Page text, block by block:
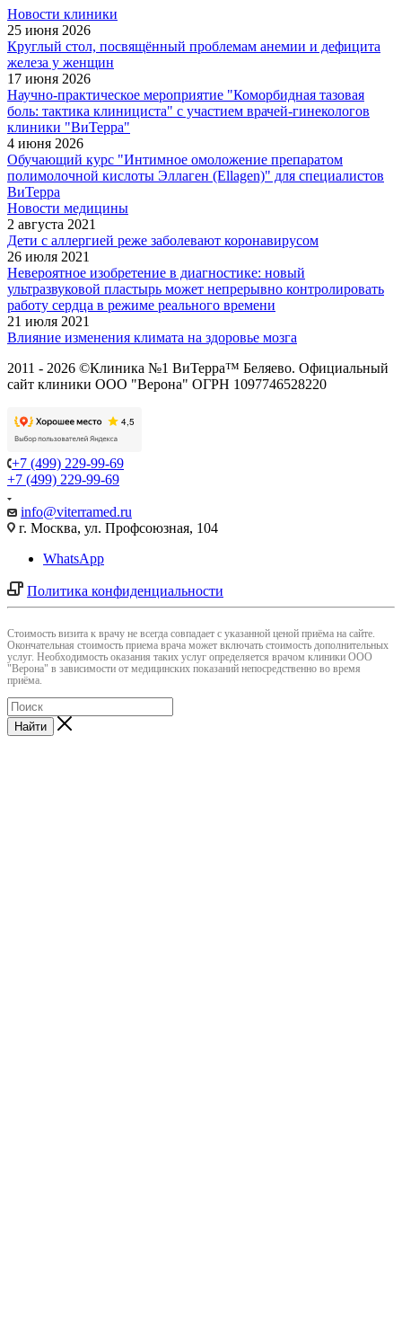
Новости клиники
25 июня 2026
Круглый стол, посвящённый проблемам анемии и дефицита
железа у женщин
17 июня 2026
Научно-практическое мероприятие "Коморбидная тазовая
боль: тактика клинициста" с участием врачей-гинекологов
клиники "ВиТерра"
4 июня 2026
Обучающий курс "Интимное омоложение препаратом
полимолочной кислоты Эллаген (Ellagen)" для специалистов
ВиТерра
Новости медицины
2 августа 2021
Дети с аллергией реже заболевают коронавирусом
26 июля 2021
Невероятное изобретение в диагностике: новый
ультразвуковой пластырь может непрерывно контролировать
работу сердца в режиме реального времени
21 июля 2021
Влияние изменения климата на здоровье мозга
2011 - 2026 ©Клиника №1 ВиТерра™ Беляево. Официальный
сайт клиники ООО "Верона" ОГРН 1097746528220
+7 (499) 229-99-69
+7 (499) 229-99-69
info@viterramed.ru
г. Москва, ул. Профсоюзная, 104
WhatsApp
Политика конфиденциальности
Cтоимость визита к врачу не всегда совпадает с указанной ценой приёма на сайте.
Окончательная стоимость приема врача может включать стоимость дополнительных
услуг. Необходимость оказания таких услуг определяется врачом клиники ООО
"Верона" в зависимости от медицинских показаний непосредственно во время
приёма.
Найти